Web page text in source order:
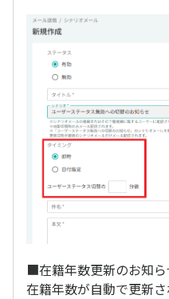
■在籍年数更新のお知ら
在籍年数が自動で更新